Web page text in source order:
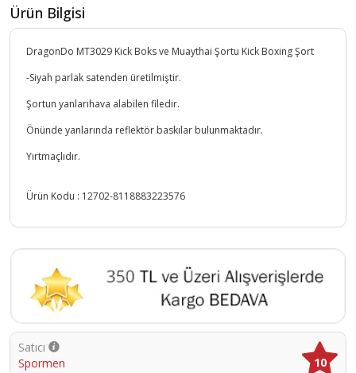
Ürün Bilgisi
DragonDo MT3029 Kick Boks ve Muaythai Şortu Kick Boxing Şort
-Siyah parlak satenden üretilmiştir.
Şortun yanlarıhava alabilen filedir.
Önünde yanlarında reflektör baskılar bulunmaktadır.
Yırtmaçlıdır.
Ürün Kodu : 12702-8118883223576
Satıcı
Spormen
10